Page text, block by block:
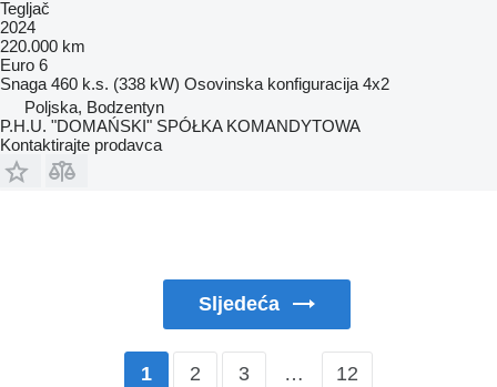
Tegljač
2024
220.000 km
Euro 6
Snaga 460 k.s. (338 kW) Osovinska konfiguracija 4x2
Poljska, Bodzentyn
P.H.U. "DOMAŃSKI" SPÓŁKA KOMANDYTOWA
Kontaktirajte prodavca
Sljedeća
1 2 3 … 12